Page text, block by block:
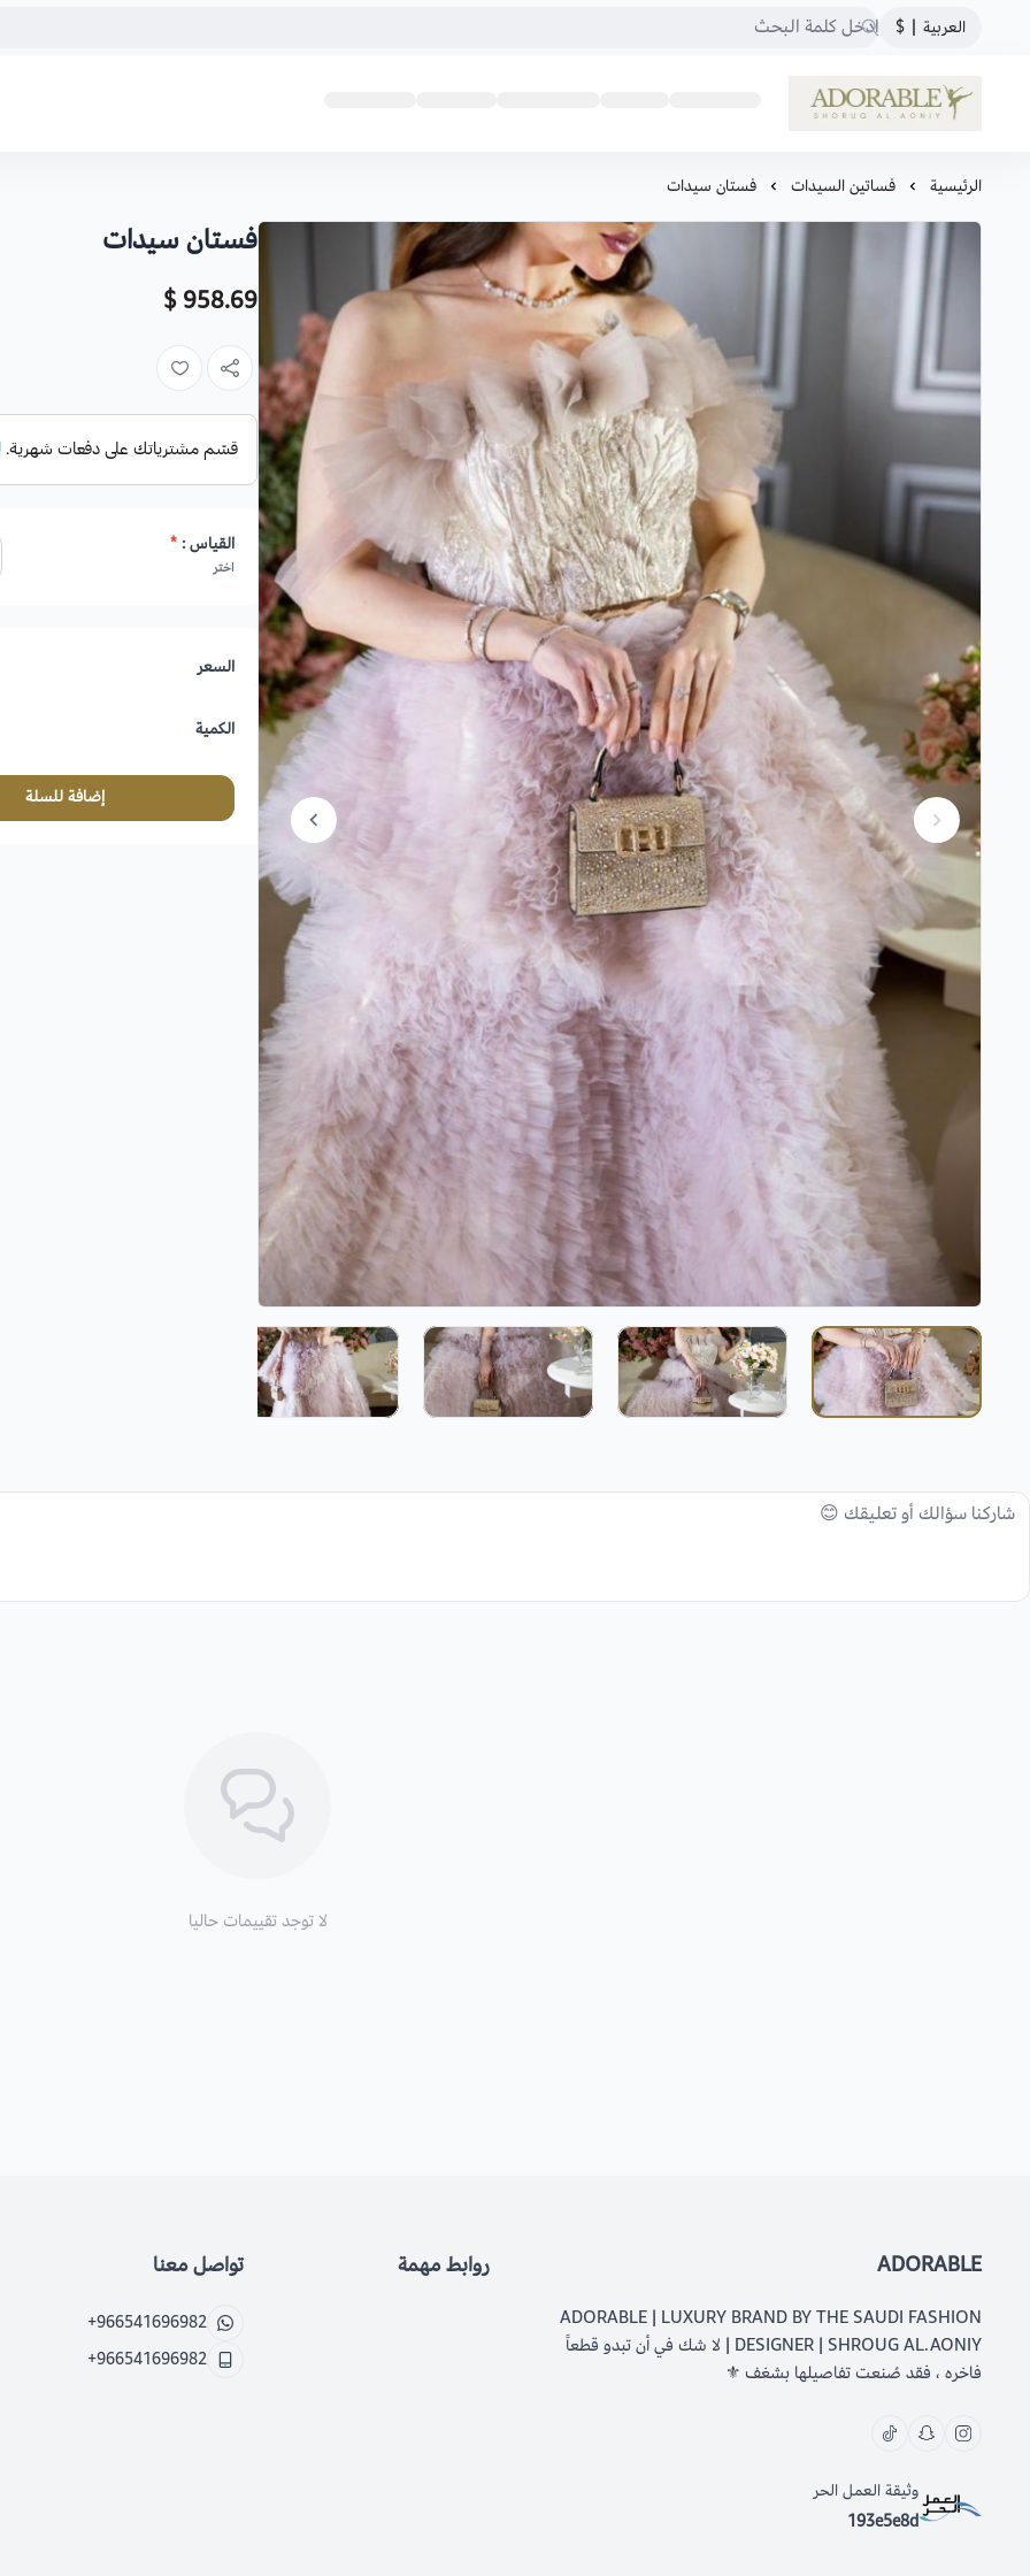
العربية |
$
ADORABLE
الرئيسية فساتين السيدات فستان سيدات
فستان سيدات
958.69 $
القياس :*
اختر
السعر
الكمية
إضافة للسلة
لا توجد تقييمات حاليا
ADORABLE
ADORABLE | LUXURY BRAND BY THE SAUDI FASHION
DESIGNER | SHROUG AL.AONIY | لا شك في أن تبدو قطعاً
فاخره ، فقد صُنعت تفاصيلها بشغف ⚜️
وثيقة العمل الحر
193e5e8d
روابط مهمة تواصل معنا
+966541696982
+966541696982